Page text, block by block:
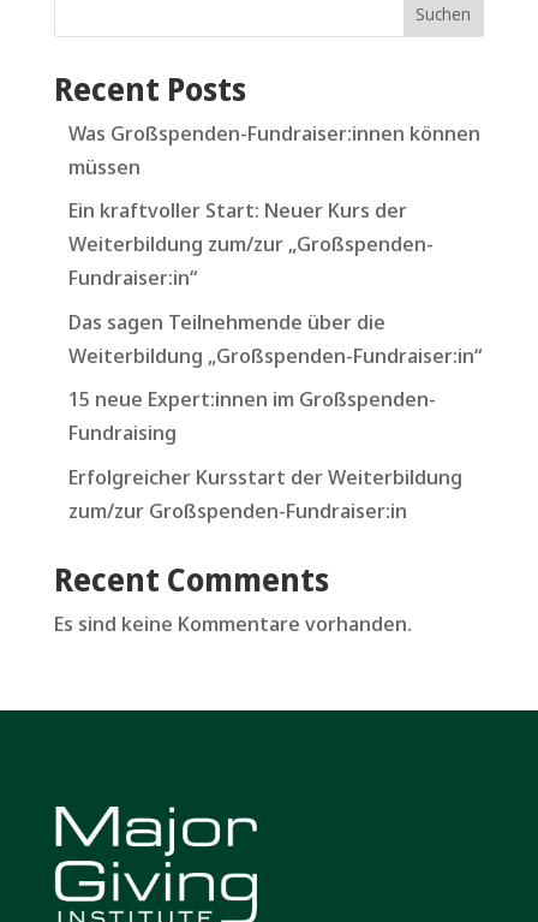
Suchen
Recent Posts
Was Großspenden-Fundraiser:innen können
müssen
Ein kraftvoller Start: Neuer Kurs der
Weiterbildung zum/zur „Großspenden-
Fundraiser:in“
Das sagen Teilnehmende über die
Weiterbildung „Großspenden-Fundraiser:in“
15 neue Expert:innen im Großspenden-
Fundraising
Erfolgreicher Kursstart der Weiterbildung
zum/zur Großspenden-Fundraiser:in
Recent Comments
Es sind keine Kommentare vorhanden.